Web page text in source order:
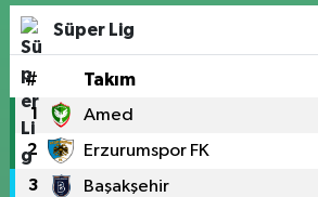
Süper Lig
# Takım
1 Amed
2 Erzurumspor FK
3 Başakşehir